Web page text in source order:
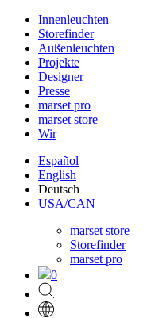
Innenleuchten
Storefinder
Außenleuchten
Projekte
Designer
Presse
marset pro
marset store
Wir
Español
English
Deutsch
USA/CAN
marset store
Storefinder
marset pro
0